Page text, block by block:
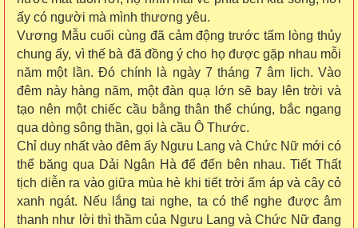
ấy có người mà mình thương yêu.
Vương Mẫu cuối cùng đã cảm động trước tấm lòng thủy
chung ấy, vì thế bà đã đồng ý cho họ được gặp nhau mỗi
năm một lần. Đó chính là ngày 7 tháng 7 âm lịch. Vào
đêm này hàng năm, một đàn quạ lớn sẽ bay lên trời và
tạo nên một chiếc cầu bằng thân thể chúng, bắc ngang
qua dòng sông thần, gọi là cầu Ô Thước.
Chỉ duy nhất vào đêm ấy Ngưu Lang và Chức Nữ mới có
thể băng qua Dải Ngân Hà để đến bên nhau. Tiết Thất
tịch diễn ra vào giữa mùa hè khi tiết trời ấm áp và cây cỏ
xanh ngát. Nếu lắng tai nghe, ta có thể nghe được âm
thanh như lời thì thầm của Ngưu Lang và Chức Nữ đang